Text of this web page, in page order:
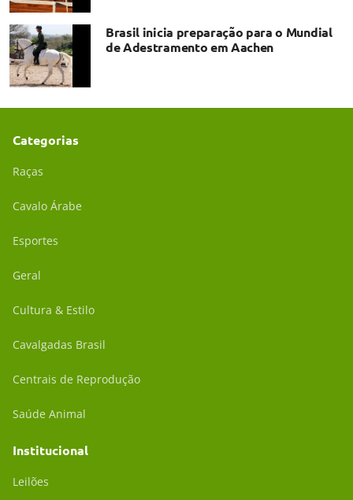
Brasil inicia preparação para o Mundial
de Adestramento em Aachen
Categorias
Raças
Cavalo Árabe
Esportes
Geral
Cultura & Estilo
Cavalgadas Brasil
Centrais de Reprodução
Saúde Animal
Institucional
Leilões